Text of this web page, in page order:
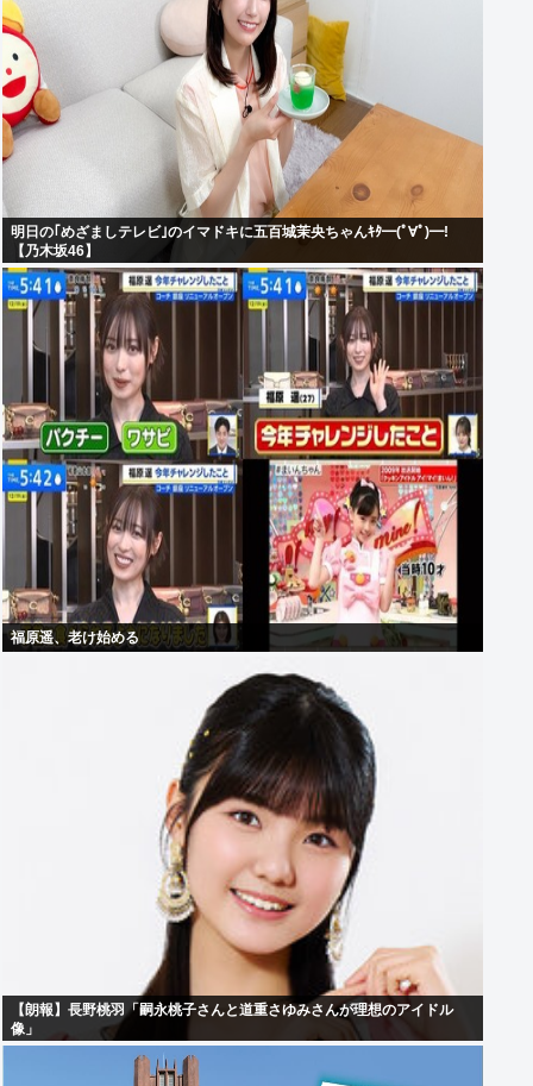
明日の｢めざましテレビ｣のイマドキに五百城茉央ちゃんｷﾀ━(ﾟ∀ﾟ)━!
【乃木坂46】
福原遥、老け始める
【朗報】長野桃羽「嗣永桃子さんと道重さゆみさんが理想のアイドル
像」